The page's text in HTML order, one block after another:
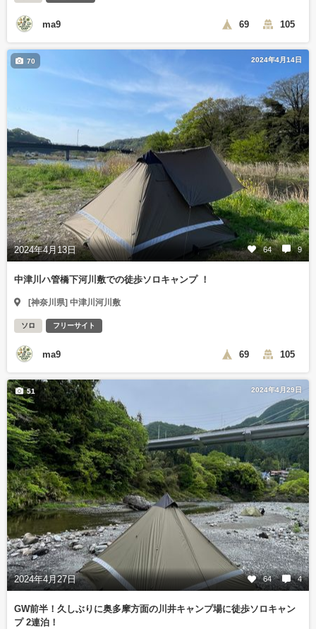
ma9 69 105
2024年4月14日
2024年4月13日 64 9
70
中津川ハ管橋下河川敷での徒歩ソロキャンプ ！
[神奈川県] 中津川河川敷
ソロ フリーサイト
ma9 69 105
2024年4月29日
2024年4月27日 64 4
51
GW前半！久しぶりに奥多摩方面の川井キャンプ場に徒歩ソロキャン
プ 2連泊！